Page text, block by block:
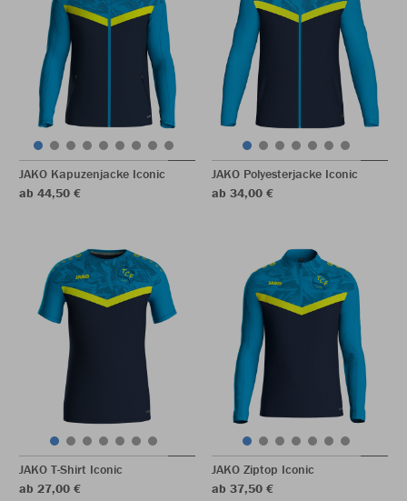
JAKO Kapuzenjacke Iconic
ab 44,50 €
JAKO Polyesterjacke Iconic
ab 34,00 €
JAKO T-Shirt Iconic
ab 27,00 €
JAKO Ziptop Iconic
ab 37,50 €